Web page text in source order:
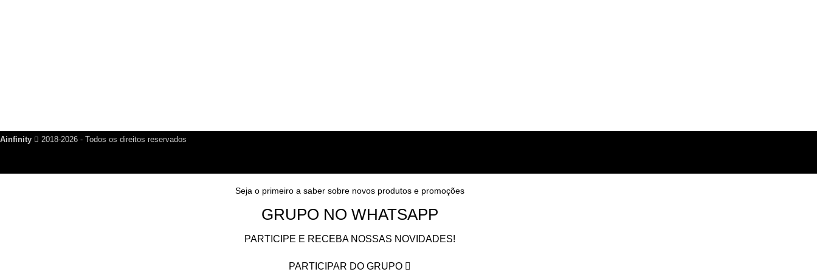
Ainfinity 2018-2026 - Todos os direitos reservados
Seja o primeiro a saber sobre novos produtos e promoções
GRUPO NO WHATSAPP
PARTICIPE E RECEBA NOSSAS NOVIDADES!
PARTICIPAR DO GRUPO